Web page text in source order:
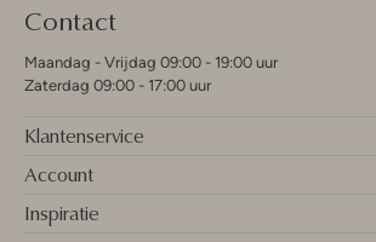
Contact
Maandag - Vrijdag 09:00 - 19:00 uur
Zaterdag 09:00 - 17:00 uur
Klantenservice
Account
Inspiratie